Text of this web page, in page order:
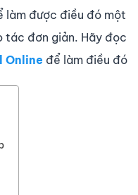
làm được điều đó một
tác đơn giản. Hãy đọc
Online để làm điều đó